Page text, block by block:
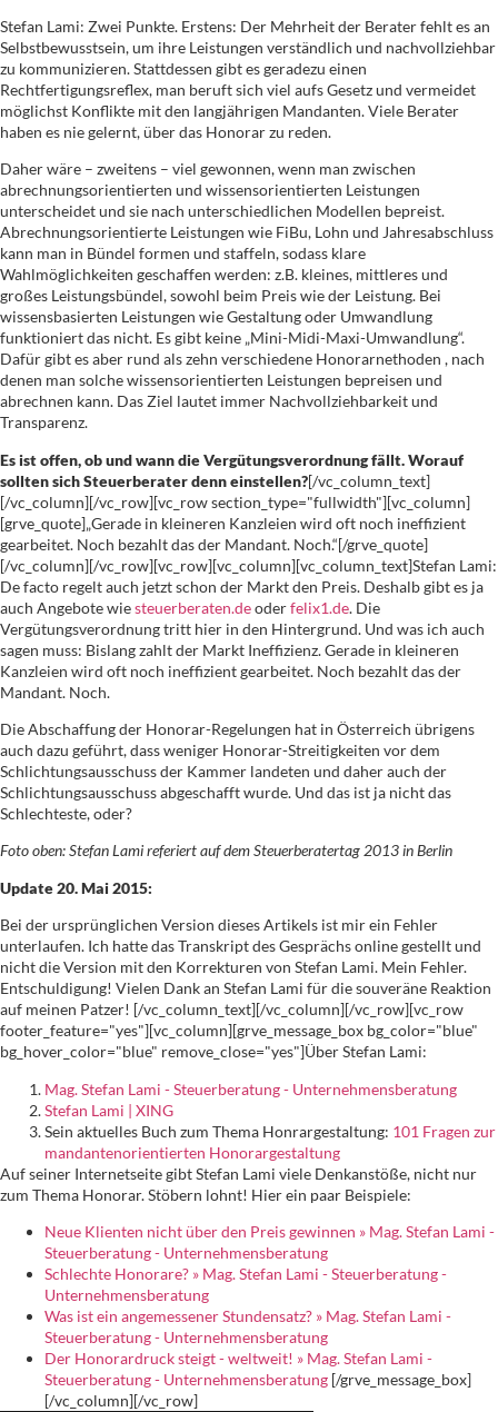
Stefan Lami: Zwei Punkte. Erstens: Der Mehrheit der Berater fehlt es an
Selbstbewusstsein, um ihre Leistungen verständlich und nachvollziehbar
zu kommunizieren. Stattdessen gibt es geradezu einen
Rechtfertigungsreflex, man beruft sich viel aufs Gesetz und vermeidet
möglichst Konflikte mit den langjährigen Mandanten. Viele Berater
haben es nie gelernt, über das Honorar zu reden.
Daher wäre – zweitens – viel gewonnen, wenn man zwischen
abrechnungsorientierten und wissensorientierten Leistungen
unterscheidet und sie nach unterschiedlichen Modellen bepreist.
Abrechnungsorientierte Leistungen wie FiBu, Lohn und Jahresabschluss
kann man in Bündel formen und staffeln, sodass klare
Wahlmöglichkeiten geschaffen werden: z.B. kleines, mittleres und
großes Leistungsbündel, sowohl beim Preis wie der Leistung. Bei
wissensbasierten Leistungen wie Gestaltung oder Umwandlung
funktioniert das nicht. Es gibt keine „Mini-Midi-Maxi-Umwandlung“.
Dafür gibt es aber rund als zehn verschiedene Honorarnethoden , nach
denen man solche wissensorientierten Leistungen bepreisen und
abrechnen kann. Das Ziel lautet immer Nachvollziehbarkeit und
Transparenz.
Es ist offen, ob und wann die Vergütungsverordnung fällt. Worauf
sollten sich Steuerberater denn einstellen?[/vc_column_text]
[/vc_column][/vc_row][vc_row section_type="fullwidth"][vc_column]
[grve_quote]„Gerade in kleineren Kanzleien wird oft noch ineffizient
gearbeitet. Noch bezahlt das der Mandant. Noch.“[/grve_quote]
[/vc_column][/vc_row][vc_row][vc_column][vc_column_text]Stefan Lami:
De facto regelt auch jetzt schon der Markt den Preis. Deshalb gibt es ja
auch Angebote wiesteuerberaten.deoderfelix1.de. Die
Vergütungsverordnung tritt hier in den Hintergrund. Und was ich auch
sagen muss: Bislang zahlt der Markt Ineffizienz. Gerade in kleineren
Kanzleien wird oft noch ineffizient gearbeitet. Noch bezahlt das der
Mandant. Noch.
Die Abschaffung der Honorar-Regelungen hat in Österreich übrigens
auch dazu geführt, dass weniger Honorar-Streitigkeiten vor dem
Schlichtungsausschuss der Kammer landeten und daher auch der
Schlichtungsausschuss abgeschafft wurde. Und das ist ja nicht das
Schlechteste, oder?
Foto oben: Stefan Lami referiert auf dem Steuerberatertag 2013 in Berlin
Update 20. Mai 2015:
Bei der ursprünglichen Version dieses Artikels ist mir ein Fehler
unterlaufen. Ich hatte das Transkript des Gesprächs online gestellt und
nicht die Version mit den Korrekturen von Stefan Lami. Mein Fehler.
Entschuldigung! Vielen Dank an Stefan Lami für die souveräne Reaktion
auf meinen Patzer! [/vc_column_text][/vc_column][/vc_row][vc_row
footer_feature="yes"][vc_column][grve_message_box bg_color="blue"
bg_hover_color="blue" remove_close="yes"]Über Stefan Lami:
Mag. Stefan Lami - Steuerberatung - Unternehmensberatung
Stefan Lami | XING
Sein aktuelles Buch zum Thema Honrargestaltung: 101 Fragen zur
mandantenorientierten Honorargestaltung
Auf seiner Internetseite gibt Stefan Lami viele Denkanstöße, nicht nur
zum Thema Honorar. Stöbern lohnt! Hier ein paar Beispiele:
Neue Klienten nicht über den Preis gewinnen » Mag. Stefan Lami -
Steuerberatung - Unternehmensberatung
Schlechte Honorare? » Mag. Stefan Lami - Steuerberatung -
Unternehmensberatung
Was ist ein angemessener Stundensatz? » Mag. Stefan Lami -
Steuerberatung - Unternehmensberatung
Der Honorardruck steigt - weltweit! » Mag. Stefan Lami -
Steuerberatung - Unternehmensberatung [/grve_message_box]
[/vc_column][/vc_row]